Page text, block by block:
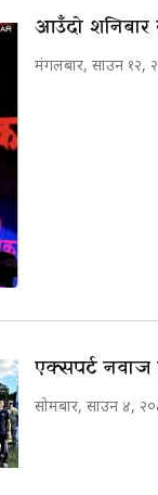
आउँदो शनिबार
मंगलबार, साउन १२,
एक्सपर्ट नवाज
सोमबार, साउन ४,